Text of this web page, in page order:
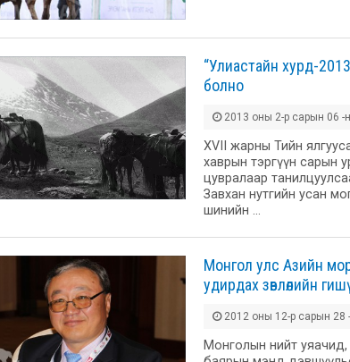
“Улиастайн хурд-
болно
2013 оны 2-р сарын 06 -
XVII жарны Тийн
хаврын тэргүүн сарын
цувралаар
Завхан нутгийн усан
шинийн …
Монгол улс Азийн
удирдах зөвлөлийн
2012 оны 12-р сарын 28
Монголын нийт